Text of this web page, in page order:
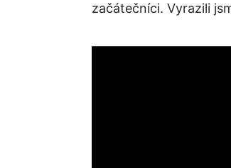
začátečníci. Vyrazili